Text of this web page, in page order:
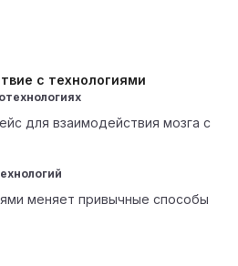
с технологиями
для взаимодействия мозга с
меняет привычные способы